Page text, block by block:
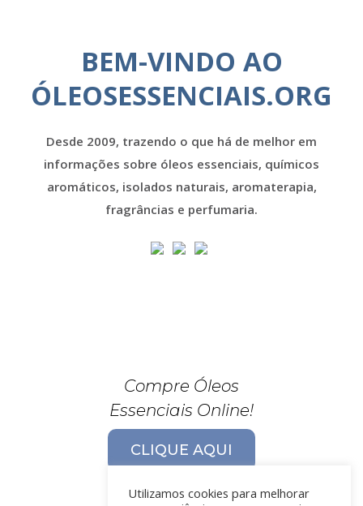
BEM-VINDO AO
ÓLEOSESSENCIAIS.ORG
Desde 2009, trazendo o que há de melhor em
informações sobre óleos essenciais, químicos
aromáticos, isolados naturais, aromaterapia,
fragrâncias e perfumaria.
Compre Óleos
Essenciais Online!
CLIQUE AQUI
Utilizamos cookies para melhorar